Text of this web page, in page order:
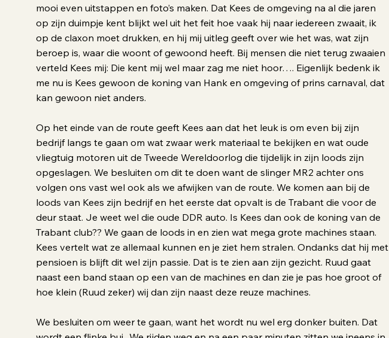
mooi even uitstappen en foto’s maken. Dat Kees de omgeving na al die jaren
op zijn duimpje kent blijkt wel uit het feit hoe vaak hij naar iedereen zwaait, ik
op de claxon moet drukken, en hij mij uitleg geeft over wie het was, wat zijn
beroep is, waar die woont of gewoond heeft. Bij mensen die niet terug zwaaien
verteld Kees mij: Die kent mij wel maar zag me niet hoor…. Eigenlijk bedenk ik
me nu is Kees gewoon de koning van Hank en omgeving of prins carnaval, dat
kan gewoon niet anders.
Op het einde van de route geeft Kees aan dat het leuk is om even bij zijn
bedrijf langs te gaan om wat zwaar werk materiaal te bekijken en wat oude
vliegtuig motoren uit de Tweede Wereldoorlog die tijdelijk in zijn loods zijn
opgeslagen. We besluiten om dit te doen want de slinger MR2 achter ons
volgen ons vast wel ook als we afwijken van de route. We komen aan bij de
loods van Kees zijn bedrijf en het eerste dat opvalt is de Trabant die voor de
deur staat. Je weet wel die oude DDR auto. Is Kees dan ook de koning van de
Trabant club?? We gaan de loods in en zien wat mega grote machines staan.
Kees vertelt wat ze allemaal kunnen en je ziet hem stralen. Ondanks dat hij met
pensioen is blijft dit wel zijn passie. Dat is te zien aan zijn gezicht. Ruud gaat
naast een band staan op een van de machines en dan zie je pas hoe groot of
hoe klein (Ruud zeker) wij dan zijn naast deze reuze machines.
We besluiten om weer te gaan, want het wordt nu wel erg donker buiten. Dat